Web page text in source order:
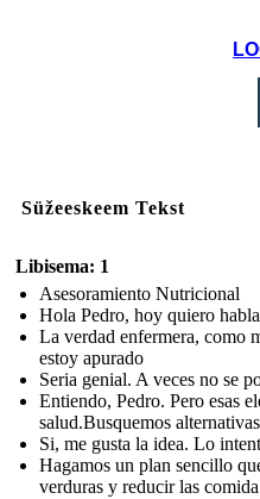
Süžeeskeem Tekst
Libisema: 1
Asesoramiento Nutricional
Hola Pedro, hoy quiero
La verdad enfermera, como
estoy apurado
Seria genial. A veces no se
Entiendo, Pedro. Pero esas
salud.Busquemos
Si, me gusta la idea. Lo
Hagamos un plan sencillo
verduras y reducir las comida